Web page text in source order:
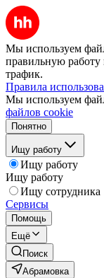
Мы используем
правильную работу
трафик.
Правила
Мы используем
файлов cookie
Понятно
Ищу работу
Ищу работу
Ищу работу
Ищу сотрудника
Сервисы
Помощь
Ещё
Поиск
Абрамовка